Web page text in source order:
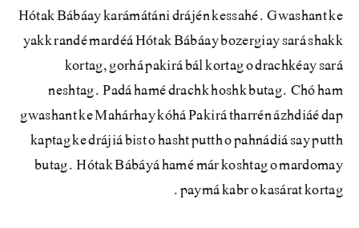
Hótak Bábáay karámátáni drájén kessahé. Gwashant ke
yakk randé mardéá Hótak Bábáay bozergiay sará shakk
kortag, gorhá pakirá bál kortag o drachkéay sará
neshtag. Padá hamé drachk hoshk butag. Chó ham
gwashant ke Mahárhay kóhá Pakirá tharrén ázhdiáé dap
kaptag ke drájiá bist o hasht putth o pahnádiá say putth
butag. Hótak Bábáyá hamé már koshtag o mardomay
paymá kabr o kasárat kortag.